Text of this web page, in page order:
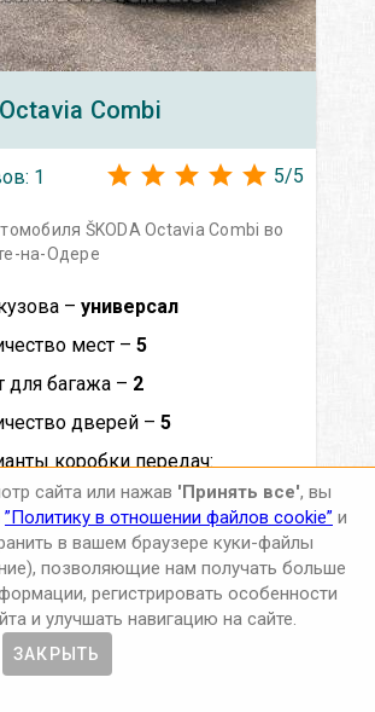
Octavia Сombi
1 5/5
ŠKODA Octavia Сombi во
на-Одере
– универсал
мест – 5
для багажа – 2
дверей – 5
коробки передач:
топлива:
дизель
сайта или нажав 'Принять все', вы
”Политику в отношении файлов cookie” и
в вашем браузере куки-файлы
позволяющие нам получать больше
регистрировать особенности
и улучшать навигацию на сайте.
ЗАКРЫТЬ